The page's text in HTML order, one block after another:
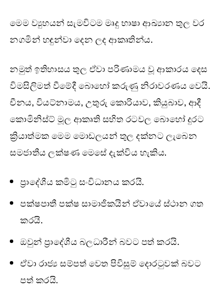
මෙම ව්‍යුහයන් සැමවිටම මෘදු භාෂා ආඛ්‍යාන තුල වර
නගමින් හඳුන්වා දෙන ලද ආකෘතින්ය.
නමුත් ඉතිහාසය තුල ඒවා පරිණාමය වූ ආකාරය දෙස
විමසිලිමත් වීමේදී බොහෝ කරුණු නිරාවරණය වෙයි.
චීනය, වියට්නාමය, උතුරු කොරියාව, කියුබාව, ආදී
කොමිනිස්ට් මූල ආකෘති සහිත රටවල බොහෝ දුරට
ක්‍රියාත්මක මෙම මොඩලයන් තුල දක්නට ලැබෙන
සමජාතීය ලක්ෂණ මෙසේ දැක්විය හැකිය.
ප්‍රාදේශීය කමිටු සංවිධානය කරයි.
පක්ෂපාතී පක්ෂ සාමාජිකයින් ඒවායේ ස්ථාන ගත
කරයි.
ඔවුන් ප්‍රාදේශීය බලධාරීන් බවට පත් කරයි.
ඒවා රාජ්‍ය සම්පත් වෙත පිවිසුම් දොරටුවක් බවට
පත් කරයි.